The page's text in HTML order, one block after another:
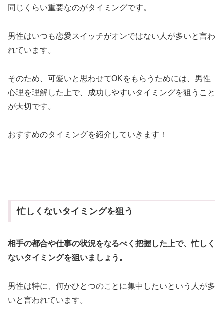
同じくらい重要なのがタイミングです。
男性はいつも恋愛スイッチがオンではない人が多いと言わ
れています。
そのため、可愛いと思わせてOKをもらうためには、男性
心理を理解した上で、成功しやすいタイミングを狙うこと
が大切です。
おすすめのタイミングを紹介していきます！
忙しくないタイミングを狙う
相手の都合や仕事の状況をなるべく把握した上で、忙しく
ないタイミングを狙いましょう。
男性は特に、何かひとつのことに集中したいという人が多
いと言われています。